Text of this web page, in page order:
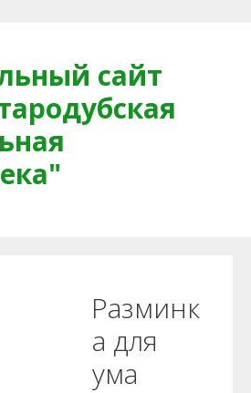
сайт
Разминк
а для
ума